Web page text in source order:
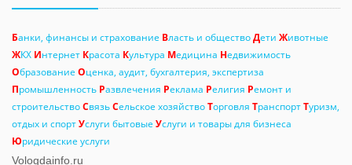
Банки, финансы и страхование Власть и обществоДети Животные
ЖКХ Интернет Красота Культура Медицина Недвижимость
Образование Оценка, аудит, бухгалтерия, экспертиза
Промышленность Развлечения Реклама Религия Ремонт и
строительствоСвязьСельское хозяйствоТорговля ТранспортТуризм,
отдых и спортУслуги бытовые Услуги и товары для бизнеса
Юридические услуги
Vologdainfo.ru